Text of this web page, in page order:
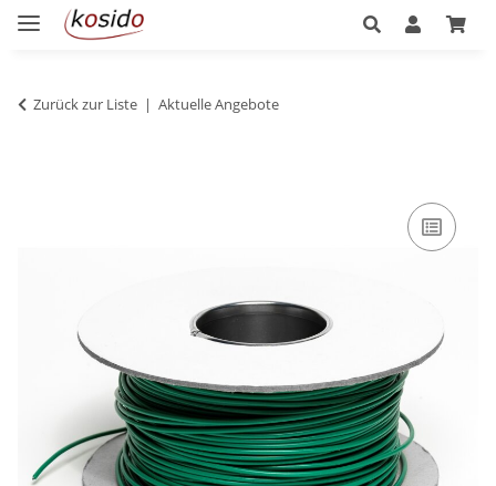
Zurück zur Liste Aktuelle Angebote